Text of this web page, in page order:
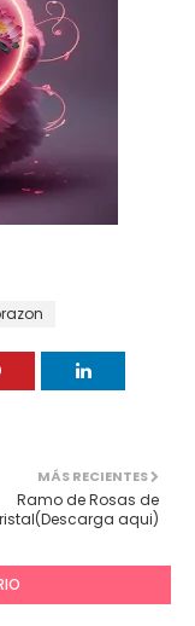
MÁS RECIENTES
Ramo de Rosas de
aqui)